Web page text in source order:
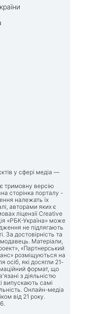
у сфері медіа —
тримовну версію
сторінка порталу -
належать їх
авторами яких є
ліцензії Creative
«РБК-Україна» може
не підлягають
За достовірність та
Матеріали,
«Партнерський
розміщуються на
осіб, які досягли 21-
формат, що
з діяльністю
випускають самі
Онлайн-медіа
від 21 року.